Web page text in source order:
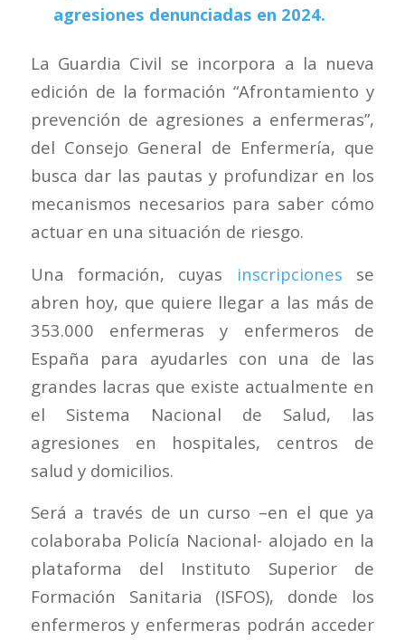
agresiones denunciadas en 2024.
La Guardia Civil se incorpora a la nueva
edición de la formación “Afrontamiento y
prevención de agresiones a enfermeras”,
del Consejo General de Enfermería, que
busca dar las pautas y profundizar en los
mecanismos necesarios para saber cómo
actuar en una situación de riesgo.
Una formación, cuyas inscripciones se
abren hoy, que quiere llegar a las más de
353.000 enfermeras y enfermeros de
España para ayudarles con una de las
grandes lacras que existe actualmente en
el Sistema Nacional de Salud, las
agresiones en hospitales, centros de
salud y domicilios.
Será a través de un curso –en el que ya
colaboraba Policía Nacional- alojado en la
plataforma del Instituto Superior de
Formación Sanitaria (ISFOS), donde los
enfermeros y enfermeras podrán acceder